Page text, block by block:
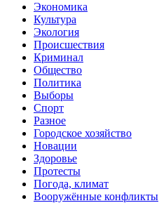
Экономика
Культура
Экология
Происшествия
Криминал
Общество
Политика
Выборы
Спорт
Разное
Городское хозяйство
Новации
Здоровье
Протесты
Погода, климат
Вооружённые конфликты